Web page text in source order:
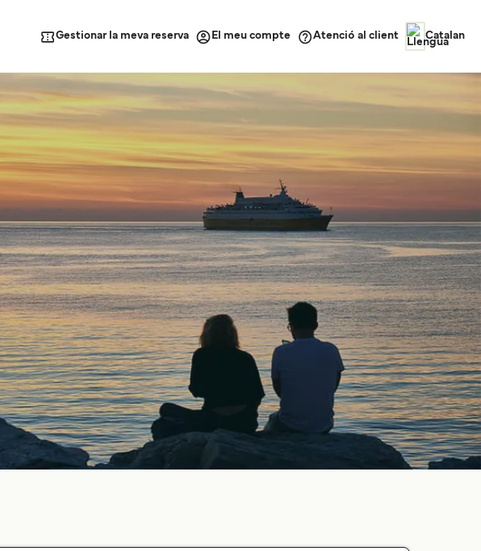
Gestionar la meva reserva El meu compte Atenció al client Catalan